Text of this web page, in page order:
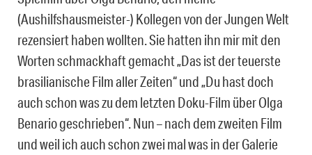
(Aushilfshausmeister-) Kollegen von der Jungen Welt
rezensiert haben wollten. Sie hatten ihn mir mit den
Worten schmackhaft gemacht „Das ist der teuerste
brasilianische Film aller Zeiten“ und „Du hast doch
auch schon was zu dem letzten Doku-Film über Olga
Benario geschrieben“. Nun – nach dem zweiten Film
und weil ich auch schon zwei mal was in der Galerie